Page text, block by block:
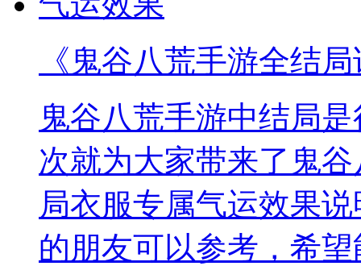
《鬼谷八荒手游全结
鬼谷八荒手游中结局
次就为大家带来了鬼
局衣服专属气运效果
的朋友可以参考，希